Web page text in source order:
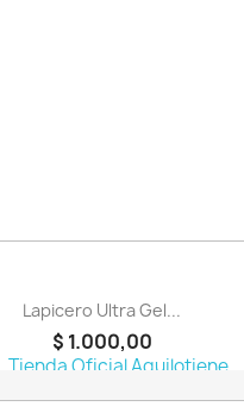
Lapicero Ultra Gel...
$ 1.000,00
Tienda Oficial Aquilotiene